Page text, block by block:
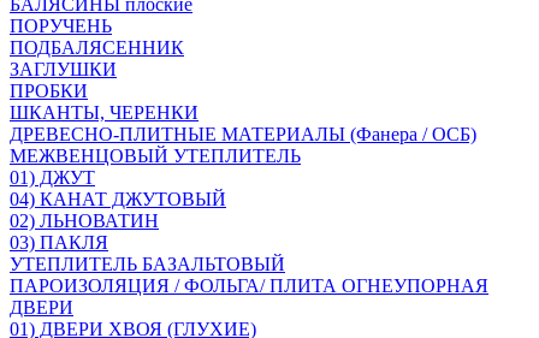
БАЛЯСИНЫ плоские
ПОРУЧЕНЬ
ПОДБАЛЯСЕННИК
ЗАГЛУШКИ
ПРОБКИ
ШКАНТЫ, ЧЕРЕНКИ
ДРЕВЕСНО-ПЛИТНЫЕ МАТЕРИАЛЫ (Фанера / ОСБ)
МЕЖВЕНЦОВЫЙ УТЕПЛИТЕЛЬ
01) ДЖУТ
04) КАНАТ ДЖУТОВЫЙ
02) ЛЬНОВАТИН
03) ПАКЛЯ
УТЕПЛИТЕЛЬ БАЗАЛЬТОВЫЙ
ПАРОИЗОЛЯЦИЯ / ФОЛЬГА/ ПЛИТА ОГНЕУПОРНАЯ
ДВЕРИ
01) ДВЕРИ ХВОЯ (ГЛУХИЕ)